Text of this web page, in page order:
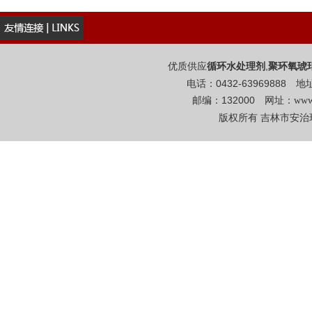
优质供应循环水处理剂 ,聚环氧琥
电话：0432-63969888 地
邮编：132000 网址：
版权所有 吉林市安